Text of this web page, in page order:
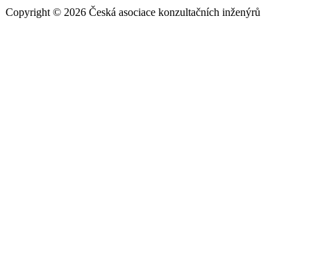
Copyright © 2026 Česká asociace konzultačních inženýrů